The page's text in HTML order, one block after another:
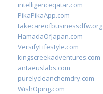
intelligenceqatar.com
PikaPikaApp.com
takecareofbusinessdfw.org
HamadaOfJapan.com
VersifyLifestyle.com
kingscreekadventures.com
antaeuslabs.com
purelycleanchemdry.com
WishOping.com